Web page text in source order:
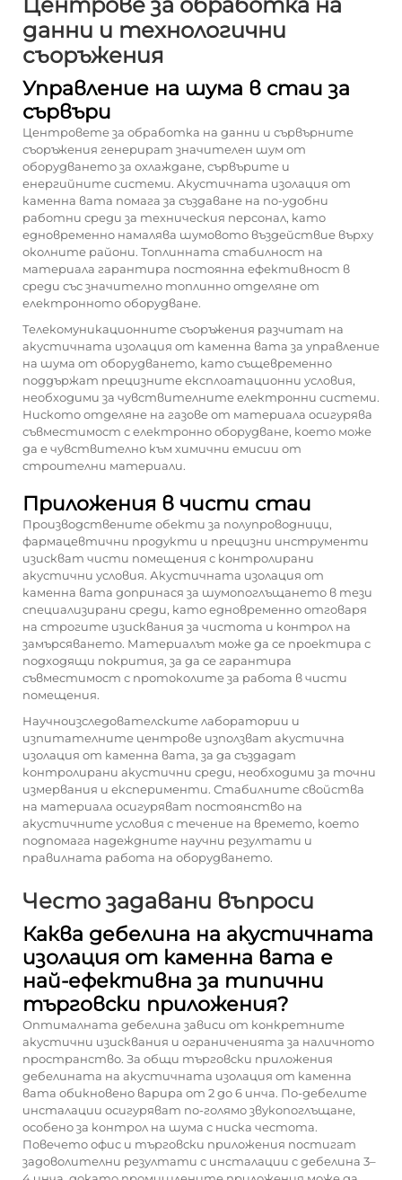
данни и технологични
съоръжения
Управление на шума в стаи за
сървъри
Центровете за обработка на данни и сървърните
съоръжения генерират значителен шум от
оборудването за охлаждане, сървърите и
енергийните системи. Акустичната изолация от
каменна вата помага за създаване на по-удобни
работни среди за техническия персонал, като
едновременно намалява шумовото въздействие върху
околните райони. Топлинната стабилност на
материала гарантира постоянна ефективност в
среди със значително топлинно отделяне от
електронното оборудване.
Телекомуникационните съоръжения разчитат на
акустичната изолация от каменна вата за управление
на шума от оборудването, като същевременно
поддържат прецизните експлоатационни условия,
необходими за чувствителните електронни системи.
Ниското отделяне на газове от материала осигурява
съвместимост с електронно оборудване, което може
да е чувствително към химични емисии от
строителни материали.
Приложения в чисти стаи
Производствените обекти за полупроводници,
фармацевтични продукти и прецизни инструменти
изискват чисти помещения с контролирани
акустични условия. Акустичната изолация от
каменна вата допринася за шумопоглъщането в тези
специализирани среди, като едновременно отговаря
на строгите изисквания за чистота и контрол на
замърсяването. Материалът може да се проектира с
подходящи покрития, за да се гарантира
съвместимост с протоколите за работа в чисти
помещения.
Научноизследователските лаборатории и
изпитателните центрове използват акустична
изолация от каменна вата, за да създадат
контролирани акустични среди, необходими за точни
измервания и експерименти. Стабилните свойства
на материала осигуряват постоянство на
акустичните условия с течение на времето, което
подпомага надеждните научни резултати и
правилната работа на оборудването.
Често задавани въпроси
Каква дебелина на акустичната
изолация от каменна вата е
най-ефективна за типични
търговски приложения?
Оптималната дебелина зависи от конкретните
акустични изисквания и ограниченията за наличното
пространство. За общи търговски приложения
дебелината на акустичната изолация от каменна
вата обикновено варира от 2 до 6 инча. По-дебелите
инсталации осигуряват по-голямо звукопоглъщане,
особено за контрол на шума с ниска честота.
Повечето офис и търговски приложения постигат
задоволителни резултати с инсталации с дебелина 3–